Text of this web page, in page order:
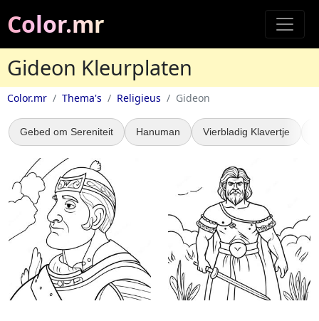
Color.mr
Gideon Kleurplaten
Color.mr Thema's Religieus Gideon
Gebed om Sereniteit Hanuman Vierbladig Klavertje